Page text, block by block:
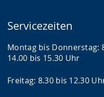
Servicezeiten
Montag bis Donnerstag:
14.00 bis 15.30 Uhr
Freitag: 8.30 bis 12.30